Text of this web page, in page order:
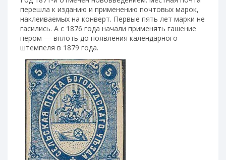
перешла к изданию и применению почтовых марок,
наклеиваемых на конверт. Первые пять лет марки не
гасились. А с 1876 года начали применять гашение
пером — вплоть до появления календарного
штемпеля в 1879 года.